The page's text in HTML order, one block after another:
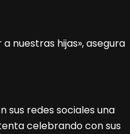
sus redes sociales una
celebrando con sus